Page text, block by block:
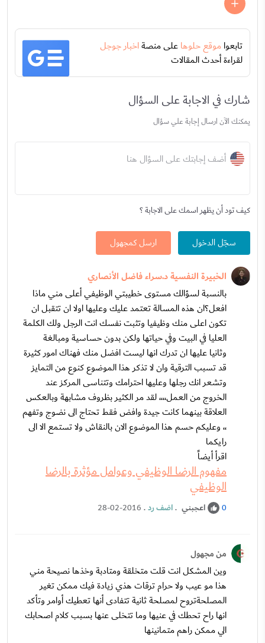
تابعواموقع حلوهاعلى منصةاخبار جوجل
لقراءة أحدث المقالات
شارك في الاجابة على السؤال
يمكنك الآن ارسال إجابة علي سؤال
أضف إجابتك على السؤال هنا
كيف تود أن يظهر اسمك على الاجابة ؟
سجّل الدخول ارسل كمجهول
الخبيرة النفسية د.سراء فاضل الأنصاري
بالنسبة لسؤالك مستوى خطيبتي الوظيفي أعلى مني ماذا
افعل؟ان هذه المسالة تعتمد عليك وعليها اولا ان تتقبل ان
تكون اعلى منك وظيفيا وتثبت نفسك انت الرجل ولك الكلمة
العليا في البيت وفي حياتها ولكن بدون حساسية ومبالغة
وثانيا عليها ان تدرك انها ليست افضل منك فهناك امور كثيرة
قد تسبب الترقية وان لا تذكر هذا الموضوع كنوع من التمايز
وتشعر انك رجلها وعليها احترامك وتتناسى المركز عند
الخروج من العمل،،،، لقد مر الكثير بظروف مشابهة وبالعكس
العلاقة بينهما كانت جيدة وافض فقط تحتاج الى نضوج وتفهم
،، وعليكم حسم هذا الموضوع الان بالنقاش ولا تستمع الا الى
رايكما
اقرأ أيضاً
مفهوم الرضا الوظيفي وعوامل مؤثرة بالرضا
الوظيفي
0 اعجبني .اضف رد.
28-02-2016
من مجهول
وين المشكل انت قلت متخلقة ومتادبة وخذها نصيحة مني
هذا مو عيب ولا حرام ترقات هذي زيادة فيك ممكن تغير
المصلحةتروح لمصلحة ثانية تتفادى أنها تعطيك أوامر وتأكد
انها راح تحطك في عنيها وما تتخلى عنها بسبب كلام اصحابك
الي ممكن راهم متمانينها